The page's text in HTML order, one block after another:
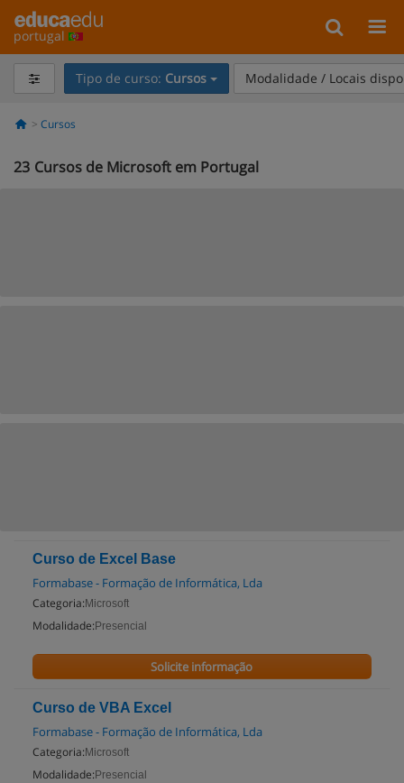
portugal
Tipo de curso: Cursos Modalidade / Locais
Cursos
23 Cursos de Microsoft em Portugal
Curso de Excel Base
Formabase - Formação de Informática, Lda
Categoria: Microsoft
Modalidade: Presencial
Solicite informação
Curso de VBA Excel
Formabase - Formação de Informática, Lda
Categoria: Microsoft
Modalidade: Presencial